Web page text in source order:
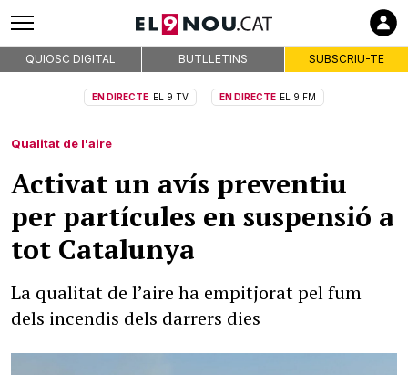
QUIOSC DIGITAL BUTLLETINS SUBSCRIU-TE
EN DIRECTE EL 9 TV EN DIRECTE EL 9 FM
Qualitat de l'aire
Activat un avís preventiu
per partícules en suspensió a
tot Catalunya
La qualitat de l’aire ha empitjorat pel fum
dels incendis dels darrers dies